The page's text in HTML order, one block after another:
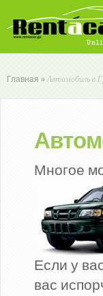
Главная » Автомобиль в
Многое
Если у
вас